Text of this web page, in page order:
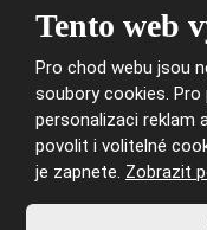
IČ: 25984764
DIČ: CZ25984764
č. ú.: 1078049001/
©
Tento web
Pro chod webu jsou
soubory cookies.
personalizaci reklam
povolit i volitelné
je zapnete. Zobrazit